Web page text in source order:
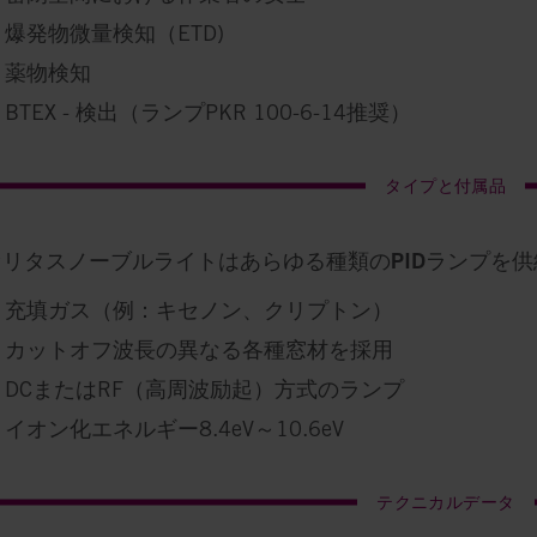
爆発物微量検知（ETD)
薬物検知
BTEX - 検出（ランプPKR 100-6-14推奨）
タイプと付属品
タスノーブルライトはあらゆる種類のPIDランプを供
充填ガス（例：キセノン、クリプトン）
カットオフ波長の異なる各種窓材を採用
DCまたはRF（高周波励起）方式のランプ
イオン化エネルギー8.4eV～10.6eV
テクニカルデータ